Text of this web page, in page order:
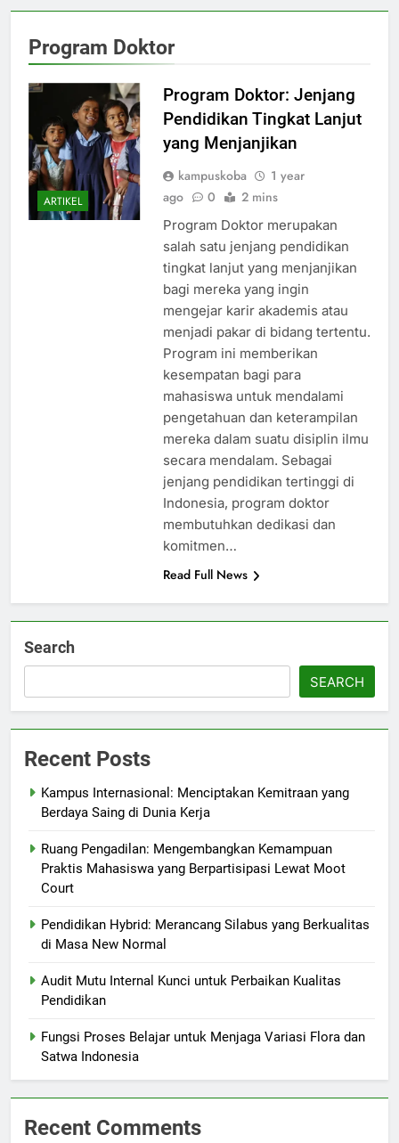
Program Doktor
ARTIKEL
Program Doktor: Jenjang
Pendidikan Tingkat Lanjut
yang Menjanjikan
kampuskoba
1 year
ago
0 2 mins
Program Doktor merupakan
salah satu jenjang pendidikan
tingkat lanjut yang menjanjikan
bagi mereka yang ingin
mengejar karir akademis atau
menjadi pakar di bidang tertentu.
Program ini memberikan
kesempatan bagi para
mahasiswa untuk mendalami
pengetahuan dan keterampilan
mereka dalam suatu disiplin ilmu
secara mendalam. Sebagai
jenjang pendidikan tertinggi di
Indonesia, program doktor
membutuhkan dedikasi dan
komitmen…
Read Full News
Search
SEARCH
Recent Posts
Kampus Internasional: Menciptakan Kemitraan yang
Berdaya Saing di Dunia Kerja
Ruang Pengadilan: Mengembangkan Kemampuan
Praktis Mahasiswa yang Berpartisipasi Lewat Moot
Court
Pendidikan Hybrid: Merancang Silabus yang Berkualitas
di Masa New Normal
Audit Mutu Internal Kunci untuk Perbaikan Kualitas
Pendidikan
Fungsi Proses Belajar untuk Menjaga Variasi Flora dan
Satwa Indonesia
Recent Comments